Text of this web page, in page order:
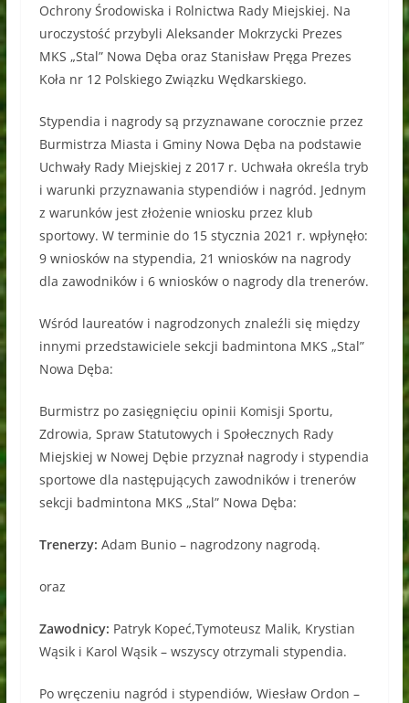
Ochrony Środowiska i Rolnictwa Rady Miejskiej. Na
uroczystość przybyli Aleksander Mokrzycki Prezes
MKS „Stal” Nowa Dęba oraz Stanisław Pręga Prezes
Koła nr 12 Polskiego Związku Wędkarskiego.
Stypendia i nagrody są przyznawane corocznie przez
Burmistrza Miasta i Gminy Nowa Dęba na podstawie
Uchwały Rady Miejskiej z 2017 r. Uchwała określa tryb
i warunki przyznawania stypendiów i nagród. Jednym
z warunków jest złożenie wniosku przez klub
sportowy. W terminie do 15 stycznia 2021 r. wpłynęło:
9 wniosków na stypendia, 21 wniosków na nagrody
dla zawodników i 6 wniosków o nagrody dla trenerów.
Wśród laureatów i nagrodzonych znaleźli się między
innymi przedstawiciele sekcji badmintona MKS „Stal”
Nowa Dęba:
Burmistrz po zasięgnięciu opinii Komisji Sportu,
Zdrowia, Spraw Statutowych i Społecznych Rady
Miejskiej w Nowej Dębie przyznał nagrody i stypendia
sportowe dla następujących zawodników i trenerów
sekcji badmintona MKS „Stal” Nowa Dęba:
Trenerzy: Adam Bunio – nagrodzony nagrodą.
oraz
Zawodnicy: Patryk Kopeć,Tymoteusz Malik, Krystian
Wąsik i Karol Wąsik – wszyscy otrzymali stypendia.
Po wręczeniu nagród i stypendiów, Wiesław Ordon –